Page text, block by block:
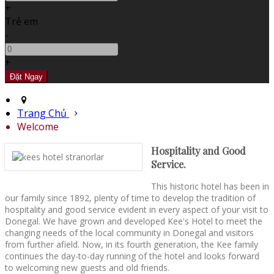
+
Trẻ em
-
+
Trang Chủ
Welcome
Hospitality and Good
Service.
This historic hotel has been in
our family since 1892, plenty of time to develop the tradition of
hospitality and good service evident in every aspect of your visit to
Donegal. We have grown and developed Kee's Hotel to meet the
changing needs of the local community in Donegal and visitors
from further afield. Now, in its fourth generation, the Kee family
continues the day-to-day running of the hotel and looks forward
to welcoming new guests and old friends.